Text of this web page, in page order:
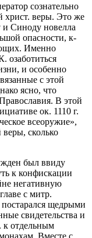
сознательно
христ. веры. Это же
и Синоду новелла
опасности, к-
Именно
озаботиться
и особенно
с этой
ясно, что
В этой
ок. 1110 г.
всеоружие»,
сколько
был ввиду
к конфискации
негативную
с митр.
щедрыми
свидетельства и
к отдельным
Вместе с